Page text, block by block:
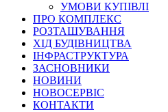
УМОВИ КУПІВЛІ
ПРО КОМПЛЕКС
РОЗТАШУВАННЯ
ХІД БУДІВНИЦТВА
ІНФРАСТРУКТУРА
ЗАСНОВНИКИ
НОВИНИ
НОВОСЕРВІС
КОНТАКТИ